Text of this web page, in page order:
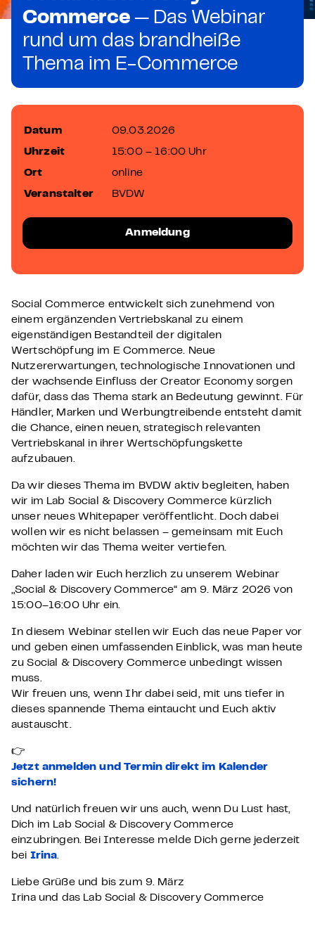
Commerce — Das Webinar
rund um das brandheiße
Thema im E-Commerce
Social Commerce entwickelt sich zunehmend von
einem ergänzenden Vertriebskanal zu einem
eigenständigen Bestandteil der digitalen
Wertschöpfung im E Commerce. Neue
Nutzererwartungen, technologische Innovationen und
der wachsende Einfluss der Creator Economy sorgen
dafür, dass das Thema stark an Bedeutung gewinnt. Für
Händler, Marken und Werbungtreibende entsteht damit
die Chance, einen neuen, strategisch relevanten
Vertriebskanal in ihrer Wertschöpfungskette
aufzubauen.
Da wir dieses Thema im BVDW aktiv begleiten, haben
wir im Lab Social & Discovery Commerce kürzlich
unser neues Whitepaper veröffentlicht. Doch dabei
wollen wir es nicht belassen – gemeinsam mit Euch
möchten wir das Thema weiter vertiefen.
Daher laden wir Euch herzlich zu unserem Webinar
„Social & Discovery Commerce“ am 9. März 2026 von
15:00–16:00 Uhr ein.
In diesem Webinar stellen wir Euch das neue Paper vor
und geben einen umfassenden Einblick, was man heute
zu Social & Discovery Commerce unbedingt wissen
muss.
Wir freuen uns, wenn Ihr dabei seid, mit uns tiefer in
dieses spannende Thema eintaucht und Euch aktiv
austauscht.
👉
Jetzt anmelden und Termin direkt im Kalender
sichern!
Und natürlich freuen wir uns auch, wenn Du Lust hast,
Dich im Lab Social & Discovery Commerce
einzubringen. Bei Interesse melde Dich gerne jederzeit
bei Irina.
Liebe Grüße und bis zum 9. März
Irina und das Lab Social & Discovery Commerce
Datum 09.03.2026
Uhrzeit 15:00 – 16:00 Uhr
Ort online
Veranstalter BVDW
Anmeldung